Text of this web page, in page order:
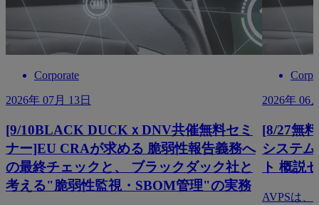
Corporate
2026年 07月 13日
[9/10BLACK DUCKｘDNV共催無料セミ
ナー]EU CRAが求める 脆弱性報告義務へ
の最終チェックと、 ブラックダック社と
考える"脆弱性監視・SBOM管理"の実務
2026年 06
[8/27無
システ
ト 概説
AVPSは、